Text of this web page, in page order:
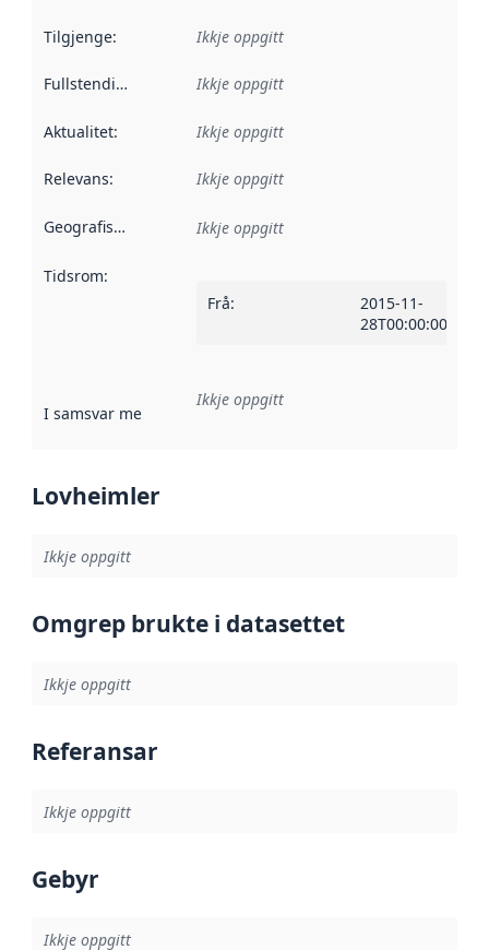
Tilgjenge: Ikkje oppgitt
Fullstendigheit Ikkje oppgitt
Aktualitet: Ikkje oppgitt
Relevans: Ikkje oppgitt
Geografisk område Ikkje oppgitt
Tidsrom:
Frå:
2015-11-
28T00:00:00Z
I samsvar med Referanse til ei implementeringsregel eller
Ikkje oppgitt
Lovheimler
Ikkje oppgitt
Omgrep brukte i datasettet
Ikkje oppgitt
Referansar
Ikkje oppgitt
Gebyr
Ikkje oppgitt